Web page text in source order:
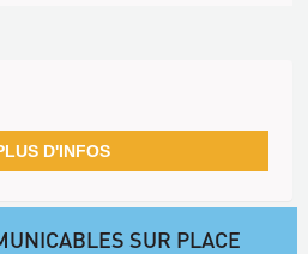
D'INFOS
SUR PLACE